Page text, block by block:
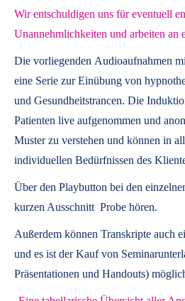
Wir entschuldigen uns für eventuell
Unannehmlichkeiten und arbeiten an
Die vorliegenden Audioaufnahmen
eine Serie zur Einübung von
und Gesundheitstrancen. Die
Patienten live aufgenommen und
Muster zu verstehen und können in
individuellen Bedürfnissen des
Über den Playbutton bei den
kurzen Ausschnitt Probe hören.
Außerdem können Transkripte auch
und es ist der Kauf von
Präsentationen und Handouts)